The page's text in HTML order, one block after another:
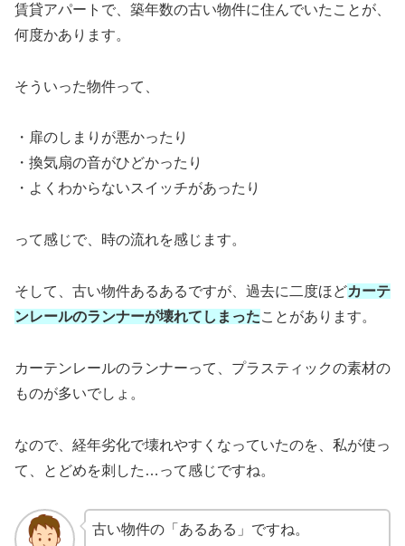
賃貸アパートで、築年数の古い物件に住んでいたことが、
何度かあります。
そういった物件って、
・扉のしまりが悪かったり
・換気扇の音がひどかったり
・よくわからないスイッチがあったり
って感じで、時の流れを感じます。
そして、古い物件あるあるですが、過去に二度ほどカーテ
ンレールのランナーが壊れてしまったことがあります。
カーテンレールのランナーって、プラスティックの素材の
ものが多いでしょ。
なので、経年劣化で壊れやすくなっていたのを、私が使っ
て、とどめを刺した…って感じですね。
古い物件の「あるある」ですね。